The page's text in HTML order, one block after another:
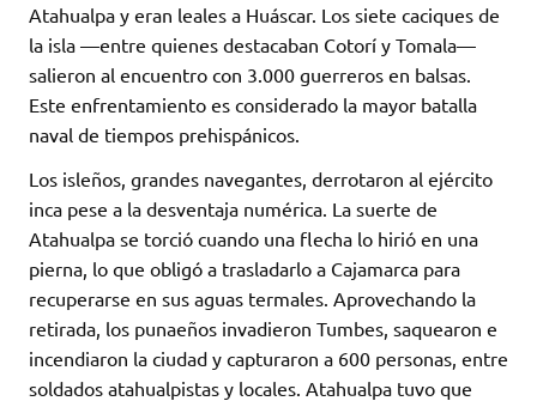
Atahualpa y eran leales a Huáscar. Los siete caciques de
la isla —entre quienes destacaban Cotorí y Tomala—
salieron al encuentro con 3.000 guerreros en balsas.
Este enfrentamiento es considerado la mayor batalla
naval de tiempos prehispánicos.
Los isleños, grandes navegantes, derrotaron al ejército
inca pese a la desventaja numérica. La suerte de
Atahualpa se torció cuando una flecha lo hirió en una
pierna, lo que obligó a trasladarlo a Cajamarca para
recuperarse en sus aguas termales. Aprovechando la
retirada, los punaeños invadieron Tumbes, saquearon e
incendiaron la ciudad y capturaron a 600 personas, entre
soldados atahualpistas y locales. Atahualpa tuvo que